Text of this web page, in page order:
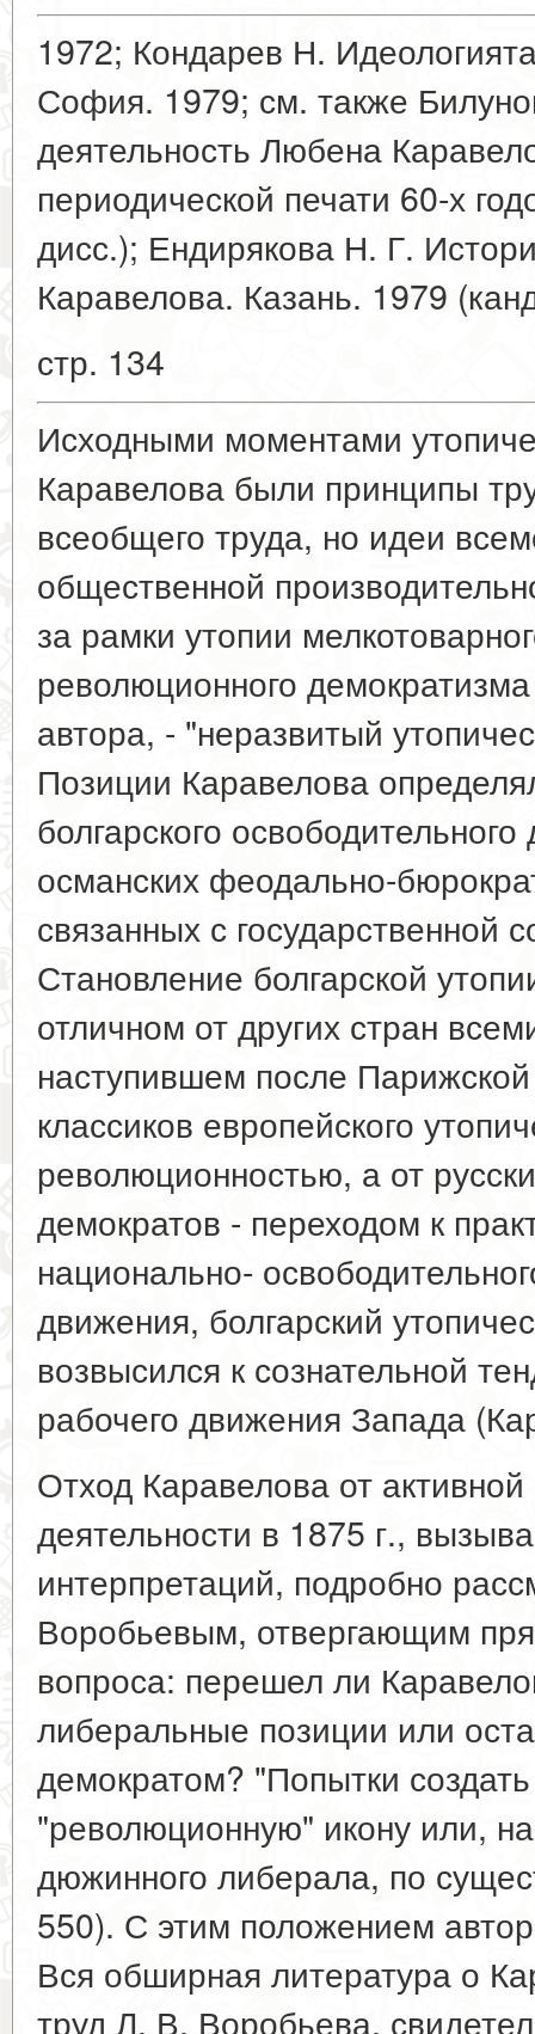
1972; Кондарев Н.
София. 1979; см. также
деятельность Любена
периодической печати 60-х
дисс.); Ендирякова Н. Г.
Каравелова. Казань. 1979
стр. 134
Исходными моментами
Каравелова были принципы
всеобщего труда, но идеи
общественной
за рамки утопии
революционного
автора, - "неразвитый
Позиции Каравелова
болгарского
османских феодально-
связанных с государственной
Становление болгарской
отличном от других стран
наступившем после
классиков европейского
революционностью, а от
демократов - переходом к
национально-
движения, болгарский
возвысился к сознательной
рабочего движения Запада
Отход Каравелова от
деятельности в 1875 г.,
интерпретаций, подробно
Воробьевым, отвергающим
вопроса: перешел ли
либеральные позиции или
демократом? "Попытки
"революционную" икону или,
дюжинного либерала, по
550). С этим положением
Вся обширная литература о
труд Л. В. Воробьева,